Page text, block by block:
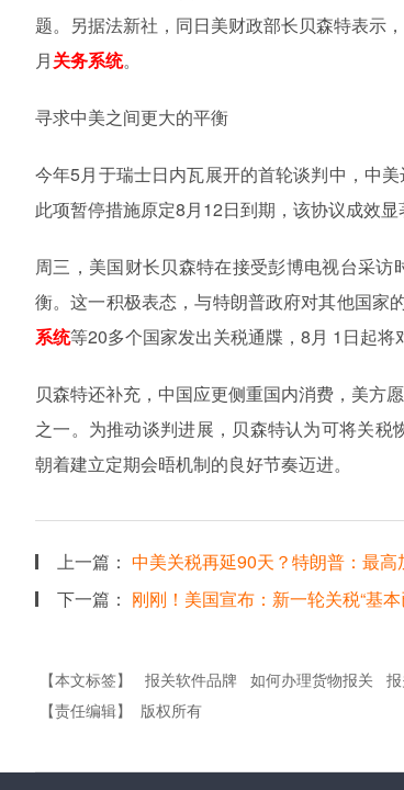
题。另据法新社，同日美财政部长贝森特表示
月关务系统。
寻求中美之间更大的平衡
今年5月于瑞士日内瓦展开的首轮谈判中，中
此项暂停措施原定8月12日到期，该协议成效
周三，美国财长贝森特在接受彭博电视台采
衡。这一积极表态，与特朗普政府对其他国家
系统等20多个国家发出关税通牒， 8月 1 日起将
贝森特还补充，中国应更侧重国内消费，美方
之一。为推动谈判进展，贝森特认为可将关税
朝着建立定期会晤机制的良好节奏迈进。
上一篇： 中美关税再延90天？特朗普：最
下一篇： 刚刚！美国宣布：新一轮关税“基
【本文标签】 报关软件品牌 如何办理货物报关
【责任编辑】
版权所有